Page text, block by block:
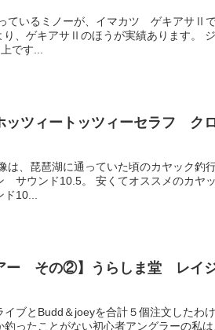
ているミノーが、イマカツ ゲキアサⅡ
り、ゲキアサⅡのほうが実績あります。
です...
ッツィートッツィーセラフ ク
は、琵琶湖に通っていた頃のカヤック釣
サウンド10.5。 安くてオススメのカヤ
10...
ー その②】うらしま堂 レイ
ブとBudd＆joeyを合計５個注文したわ
ったことがない初心者アングラーの私